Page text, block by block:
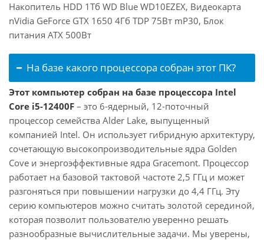
Накопитель HDD 1Тб WD Blue WD10EZEX, Видеокарта
nVidia GeForce GTX 1650 4Гб TDP 75Вт mP30, Блок
питания ATX 500Вт
На базе какого процессора собран этот ПК?
Этот компьютер собран на базе процессора Intel
Core i5-12400F – это 6-ядерный, 12-поточный
процессор семейства Alder Lake, выпущенный
компанией Intel. Он использует гибридную архитектуру,
сочетающую высокопроизводительные ядра Golden
Cove и энергоэффективные ядра Gracemont. Процессор
работает на базовой тактовой частоте 2,5 ГГц и может
разгоняться при повышении нагрузки до 4,4 ГГц. Эту
серию компьютеров можно считать золотой серединой,
которая позволит пользователю уверенно решать
разнообразные вычислительные задачи. Мы уверены,